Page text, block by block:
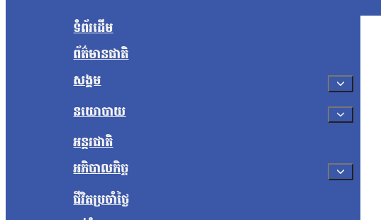
ទំព័រដើម
ព័ត៌មានជាតិ
សង្គម
នយោបាយ
អន្តរជាតិ
អភិបាលកិច្ច
ជីវិតប្រចាំថ្ងៃ